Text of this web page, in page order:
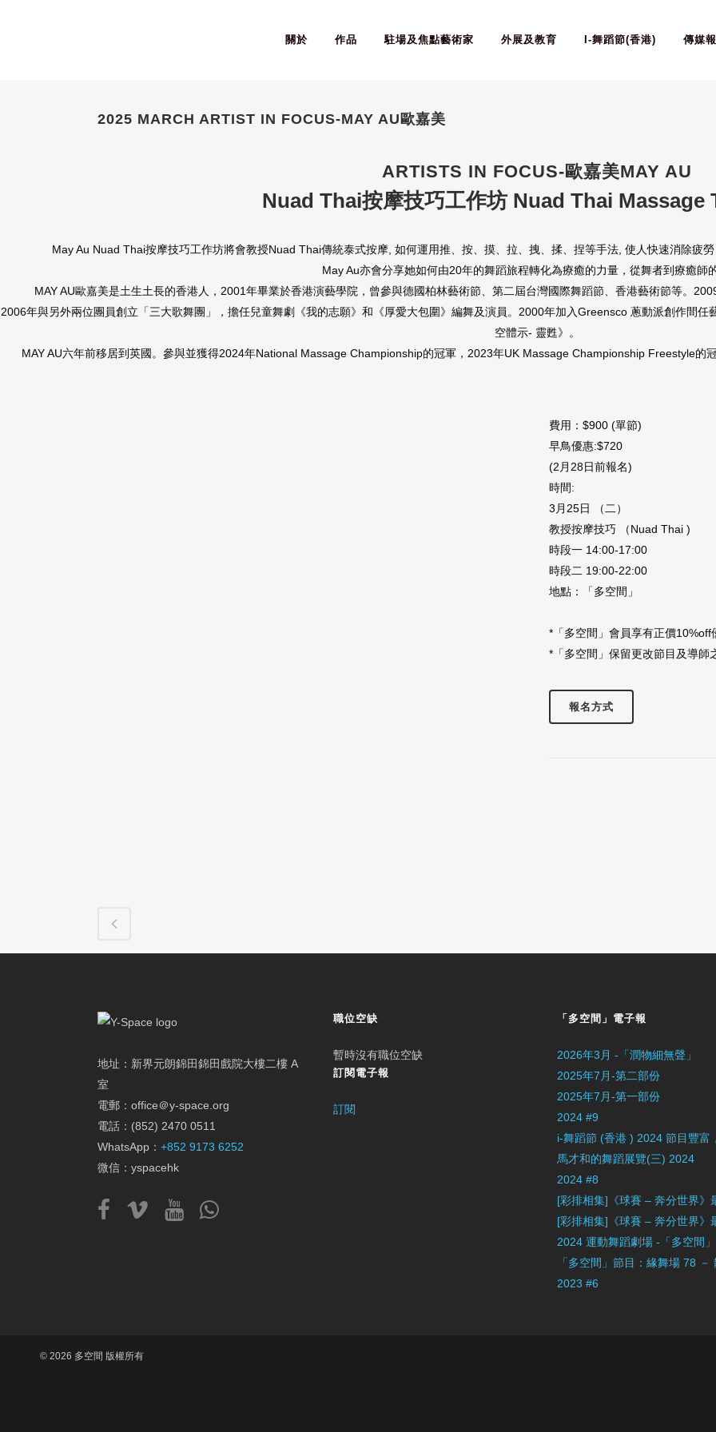
關於 作品 駐場及焦點藝術家 外展及教育 I-舞蹈節(香港) 傳媒
2025 MARCH ARTIST IN FOCUS-MAY AU歐嘉美
ARTISTS IN FOCUS-歐嘉美MAY AU
Nuad Thai按摩技巧工作坊 Nuad Thai Massage
May Au Nuad Thai按摩技巧工作坊將會教授Nuad Thai傳統泰式按摩, 如何運用推、按、摸、拉、拽、揉、捏等手法, 使人快速消除疲
May Au亦會分享她如何由20年的舞蹈旅程轉化為療癒的力量，從舞者到療癒師的
MAY AU歐嘉美是土生土長的香港人，2001年畢業於香港演藝學院，曾參與德國柏林藝術節、第二屆台灣國際舞蹈節、香港藝術節等。
2006年與另外兩位團員創立「三大歌舞團」，擔任兒童舞劇《我的志願》和《厚愛大包圍》編舞及演員。2000年加入Greensco 蔥動派創作間
空體示- 靈甦》。
MAY AU六年前移居到英國。參與並獲得2024年National Massage Championship的冠軍， 2023年UK Massage Championship Freestyle的
費用：$900 (單節)
早⿃優惠:$720
(2月28日前報名)
時間:
3⽉25⽇ （二）
教授按摩技巧 （Nuad Thai )
時段一 14:00-17:00
時段二 19:00-22:00
地點：「多空間」
*「多空間」會員享有正價10%off
* 「多空間」保留更改節目及導師
報名方式
地址：新界元朗錦田錦田戲院大樓二樓 A
室
電郵：office＠y-space.org
電話：(852) 2470 0511
WhatsApp： +852 9173 6252
微信：yspacehk
職位空缺
暫時沒有職位空缺
訂閱電子報
訂閱
「多空間」電子報
2026年3月 -「潤物細無聲」
2025年7月-第二部份
2025年7月-第一部份
2024 #9
i-舞蹈節 (香港 ) 2024 節目豐富
馬才和的舞蹈展覽(三) 2024
2024 #8
[彩排相集]《球賽 – 奔分世界》
[彩排相集]《球賽 – 奔分世界》
2024 運動舞蹈劇場 -「多空間
「多空間」節目：緣舞場 78 －
2023 #6
© 2026 多空間 版權所有